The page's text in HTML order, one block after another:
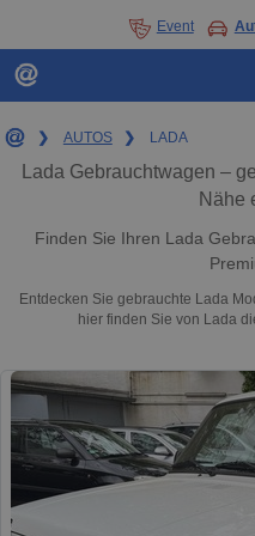
Event
❯ AUTOS ❯ LADA
Lada Gebrauchtwagen –
Nähe
Finden Sie Ihren Lada
Entdecken Sie gebrauchte Lada
hier finden Sie von Lada